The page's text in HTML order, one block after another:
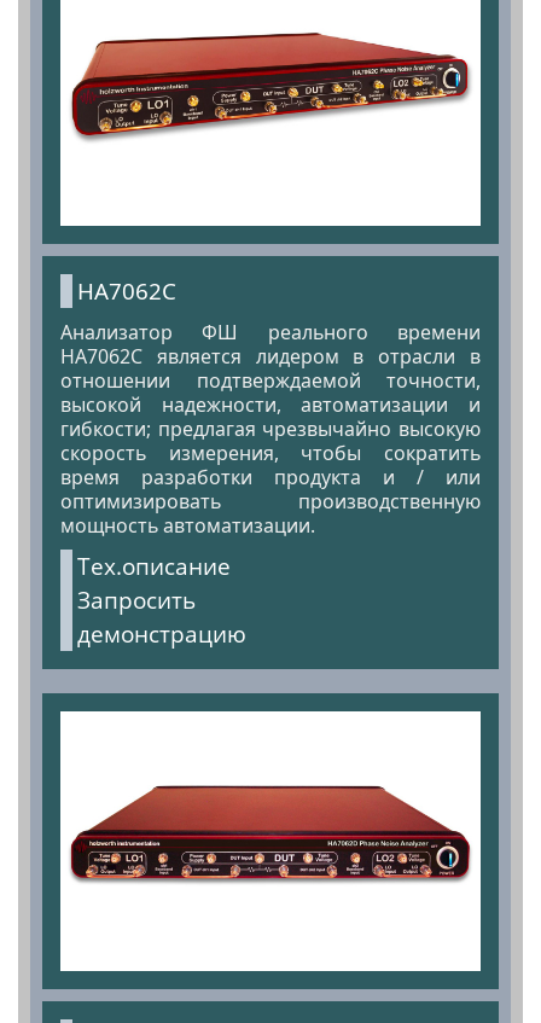
HA7062C
Анализатор ФШ реального времени
HA7062C является лидером в отрасли в
отношении подтверждаемой точности,
высокой надежности, автоматизации и
гибкости; предлагая чрезвычайно высокую
скорость измерения, чтобы сократить
время разработки продукта и / или
оптимизировать производственную
мощность автоматизации.
Тех.описание
Запросить
демонстрацию